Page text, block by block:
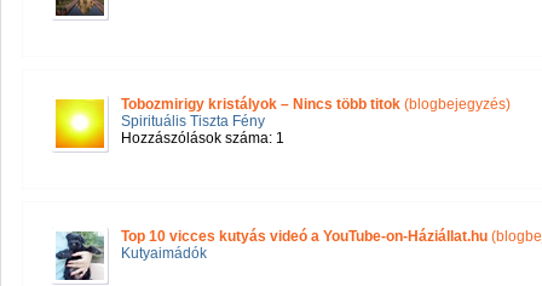
Tobozmirigy kristályok – Nincs több titok (blogbejegyzés)
Spirituális Tiszta Fény
Hozzászólások száma: 1
Top 10 vicces kutyás videó a YouTube-on-Háziállat.hu
Kutyaimádók